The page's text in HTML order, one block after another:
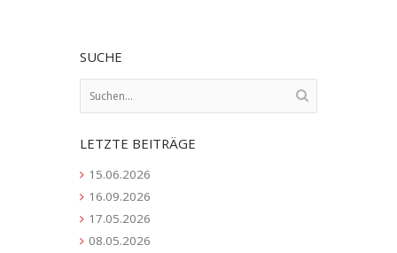
SUCHE
LETZTE BEITRÄGE
15.06.2026
16.09.2026
17.05.2026
08.05.2026